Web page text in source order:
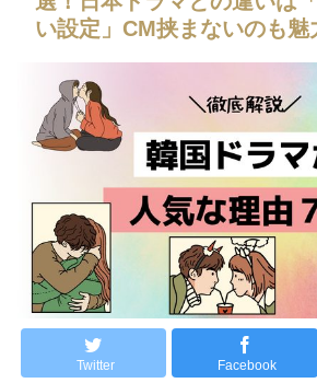
い設定」CM挟まないのも魅
Twitter Facebook